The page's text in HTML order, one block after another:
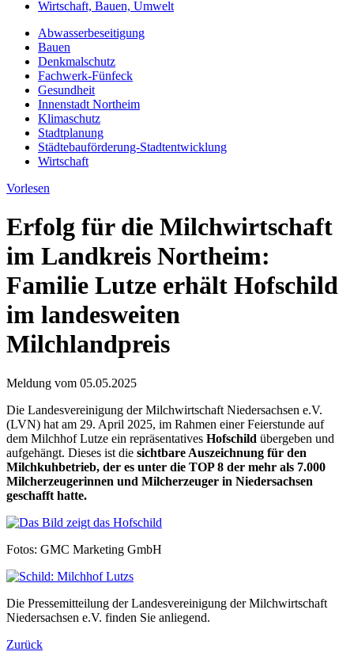
Wirtschaft, Bauen, Umwelt
Abwasserbeseitigung
Bauen
Denkmalschutz
Fachwerk-Fünfeck
Gesundheit
Innenstadt Northeim
Klimaschutz
Stadtplanung
Städtebauförderung-Stadtentwicklung
Wirtschaft
Vorlesen
Erfolg für die Milchwirtschaft
im Landkreis Northeim:
Familie Lutze erhält Hofschild
im landesweiten
Milchlandpreis
Meldung vom 05.05.2025
Die Landesvereinigung der Milchwirtschaft Niedersachsen e.V.
(LVN) hat am 29. April 2025, im Rahmen einer Feierstunde auf
dem Milchhof Lutze ein repräsentatives Hofschild übergeben und
aufgehängt. Dieses ist die sichtbare Auszeichnung für den
Milchkuhbetrieb, der es unter die TOP 8 der mehr als 7.000
Milcherzeugerinnen und Milcherzeuger in Niedersachsen
geschafft hatte.
Fotos: GMC Marketing GmbH
Die Pressemitteilung der Landesvereinigung der Milchwirtschaft
Niedersachsen e.V. finden Sie anliegend.
Zurück